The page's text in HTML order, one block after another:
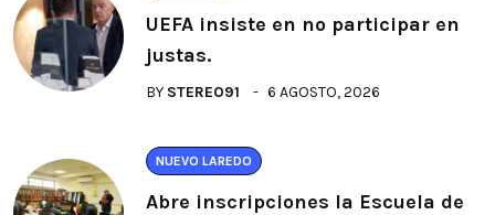
UEFA insiste en no participar en
justas.
BY STEREO91 6 AGOSTO, 2026
NUEVO LAREDO
Abre inscripciones la Escuela de